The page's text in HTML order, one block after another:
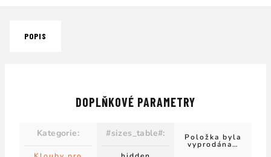
POPIS
DOPLŇKOVÉ PARAMETRY
Kategorie: #sizes_table#: Položka byla
vyprodána…